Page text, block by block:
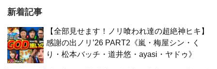
新着記事
【全部見せます！ノリ喰われ達の超絶神ヒキ】
感謝の出ノリ’26 PART2《嵐・梅屋シン・く
り・松本バッチ・道井悠・ayasi・ヤドゥ》